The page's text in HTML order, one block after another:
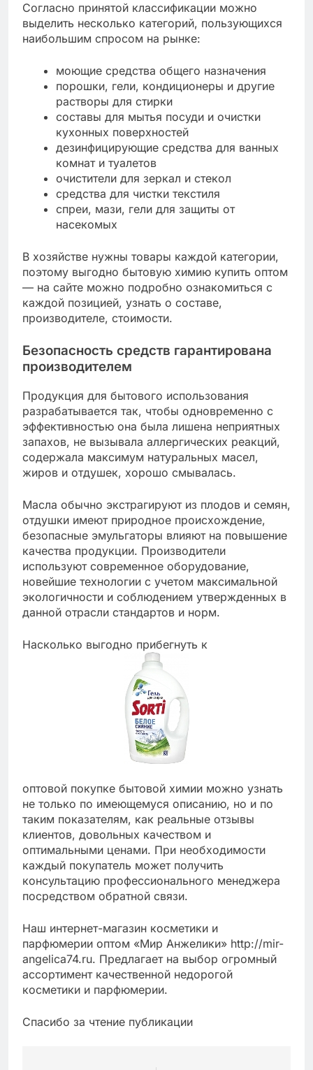
Согласно принятой классификации можно
выделить несколько категорий, пользующихся
наибольшим спросом на рынке:
моющие средства общего назначения
порошки, гели, кондиционеры и другие
растворы для стирки
составы для мытья посуди и очистки
кухонных поверхностей
дезинфицирующие средства для ванных
комнат и туалетов
очистители для зеркал и стекол
средства для чистки текстиля
спреи, мази, гели для защиты от
насекомых
В хозяйстве нужны товары каждой категории,
поэтому выгодно бытовую химию купить оптом
— на сайте можно подробно ознакомиться с
каждой позицией, узнать о составе,
производителе, стоимости.
Безопасность средств гарантирована
производителем
Продукция для бытового использования
разрабатывается так, чтобы одновременно с
эффективностью она была лишена неприятных
запахов, не вызывала аллергических реакций,
содержала максимум натуральных масел,
жиров и отдушек, хорошо смывалась.
Масла обычно экстрагируют из плодов и семян,
отдушки имеют природное происхождение,
безопасные эмульгаторы влияют на повышение
качества продукции. Производители
используют современное оборудование,
новейшие технологии с учетом максимальной
экологичности и соблюдением утвержденных в
данной отрасли стандартов и норм.
Насколько выгодно прибегнуть к
оптовой покупке бытовой химии можно узнать
не только по имеющемуся описанию, но и по
таким показателям, как реальные отзывы
клиентов, довольных качеством и
оптимальными ценами. При необходимости
каждый покупатель может получить
консультацию профессионального менеджера
посредством обратной связи.
Наш интернет-магазин косметики и
парфюмерии оптом «Мир Анжелики» http://mir-
angelica74.ru. Предлагает на выбор огромный
ассортимент качественной недорогой
косметики и парфюмерии.
Спасибо за чтение публикации